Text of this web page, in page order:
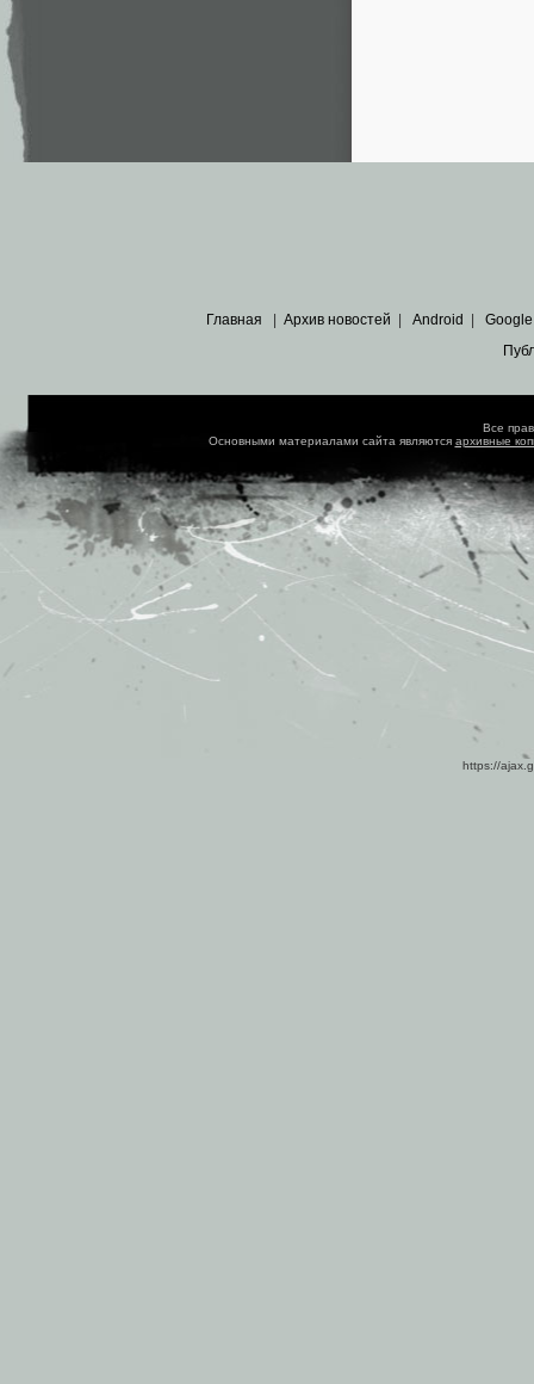
Главная Архив новостей Android Google
Все
Основными материалами сайта являются архивные
https://